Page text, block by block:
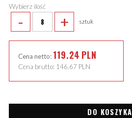
Wybierz ilość
- + sztuk
Cena netto: 119.24 PLN
Cena brutto: 146.67 PLN
DO KOSZYKA